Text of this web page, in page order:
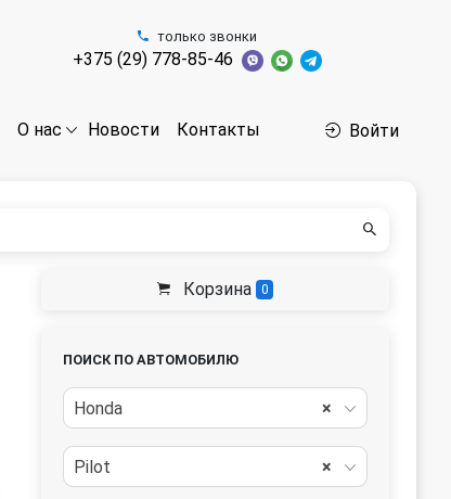
только звонки
+375 (29) 778-85-46
О нас Новости Контакты Войти
Корзина 0
ПОИСК ПО АВТОМОБИЛЮ
×
Honda
×
Pilot